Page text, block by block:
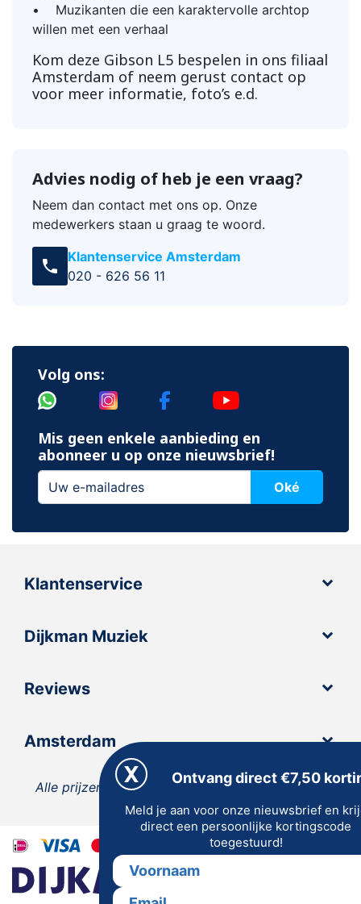
• Muzikanten die een karaktervolle archtop
willen met een verhaal
Kom deze Gibson L5 bespelen in ons filiaal
Amsterdam of neem gerust contact op
voor meer informatie, foto’s e.d.
Advies nodig of heb je een vraag?
Neem dan contact met ons op. Onze
medewerkers staan u graag te woord.
call
Klantenservice Amsterdam
020 - 626 56 11
Volg ons:
Mis geen enkele aanbieding en
abonneer u op onze nieuwsbrief!
Oké
Klantenservice
Dijkman Muziek
Reviews
Amsterdam
Alle prijzen zijn inclusief 21% BTW, tenzij anders
vermeld.
Ontvang direct €7,50
Meld je aan voor onze nieuwsbrief en
direct een persoonlijke kortingscode
toegestuurd!